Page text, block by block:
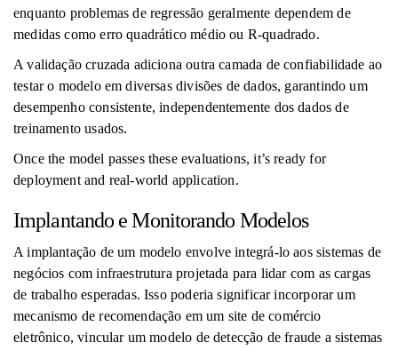
enquanto problemas de regressão geralmente dependem de
medidas como erro quadrático médio ou R-quadrado.
A validação cruzada adiciona outra camada de confiabilidade ao
testar o modelo em diversas divisões de dados, garantindo um
desempenho consistente, independentemente dos dados de
treinamento usados.
Once the model passes these evaluations, it’s ready for
deployment and real-world application.
Implantando e Monitorando Modelos
A implantação de um modelo envolve integrá-lo aos sistemas de
negócios com infraestrutura projetada para lidar com as cargas
de trabalho esperadas. Isso poderia significar incorporar um
mecanismo de recomendação em um site de comércio
eletrônico, vincular um modelo de detecção de fraude a sistemas